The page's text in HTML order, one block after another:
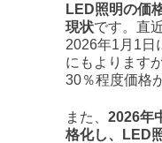
LED照明の価
現状です。直
2026年1月1日
にもよります
30％程度価格
また、 2026年
格化し、LED